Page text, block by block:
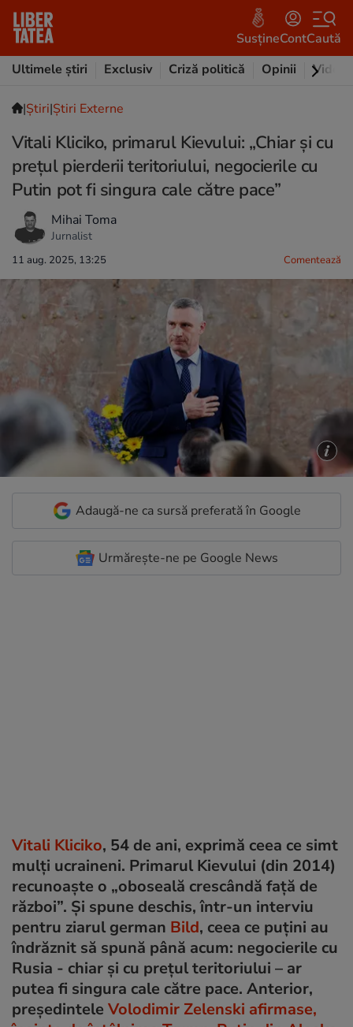
SusțineContCaută
Ultimele știri
Exclusiv Criză politică Opinii Video
|Ştiri|Știri Externe
Vitali Kliciko, primarul Kievului: „Chiar și cu
prețul pierderii teritoriului, negocierile cu
Putin pot fi singura cale către pace”
Mihai Toma
Jurnalist
11 aug. 2025, 13:25 Comentează
Adaugă-ne ca sursă preferată în Google
Urmărește-ne pe Google News
Vitali Kliciko, 54 de ani, exprimă ceea ce simt
mulți ucraineni. Primarul Kievului (din 2014)
recunoaște o „oboseală crescândă față de
război”. Și spune deschis, într-un interviu
pentru ziarul german Bild, ceea ce puțini au
îndrăznit să spună până acum: negocierile cu
Rusia - chiar și cu prețul teritoriului – ar
putea fi singura cale către pace. Anterior,
președintele Volodimir Zelenski afirmase,